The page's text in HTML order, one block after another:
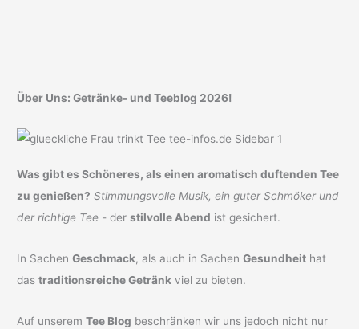
Über Uns: Getränke- und Teeblog 2026!
Was gibt es Schöneres, als einen aromatisch duftenden Tee
zu genießen? Stimmungsvolle Musik, ein guter Schmöker und
der richtige Tee - derstilvolle Abend ist gesichert.
In SachenGeschmack, als auch in SachenGesundheit hat
dastraditionsreiche Getränk viel zu bieten.
Auf unseremTee Blog beschränken wir uns jedoch nicht nur